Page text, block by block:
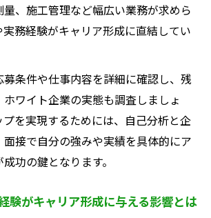
、施工管理など幅広い業務が求めら
務経験がキャリア形成に直結してい
条件や仕事内容を詳細に確認し、残
ワイト企業の実態も調査しましょ
プを実現するためには、自己分析と企
接で自分の強みや実績を具体的にア
功の鍵となります。
験がキャリア形成に与える影響とは